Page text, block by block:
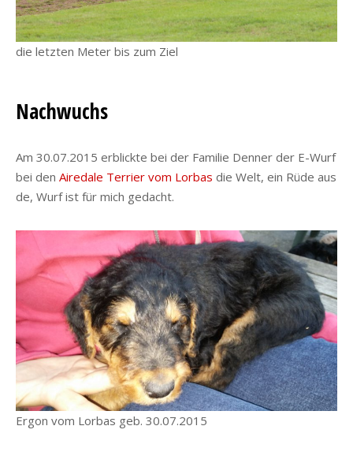
die letzten Meter bis zum Ziel
Nachwuchs
Am 30.07.2015 erblickte bei der Familie Denner der E-Wurf
bei den Airedale Terrier vom Lorbas die Welt, ein Rüde aus
de, Wurf ist für mich gedacht.
Ergon vom Lorbas geb. 30.07.2015